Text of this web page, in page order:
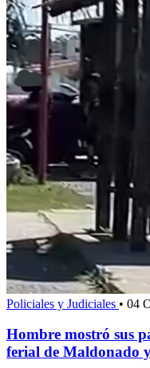
Policiales y Judiciales • 04
Hombre mostró sus
ferial de Maldonado